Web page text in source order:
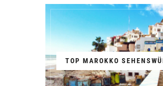
TOP MAROKKO